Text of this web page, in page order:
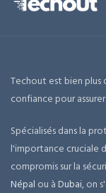
Techout est bien
confiance pour
Spécialisés dans la
l'importance cruciale
compromis sur la
Népal ou àDubai, on